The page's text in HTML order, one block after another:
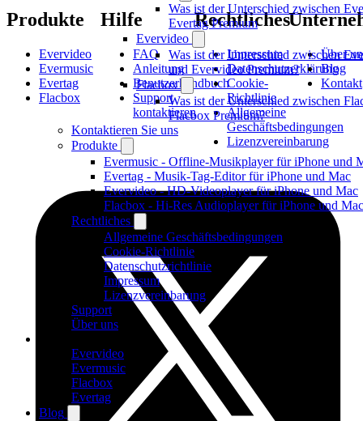
Was ist der Unterschied zwischen
Evertag Premium
Evervideo
Was ist der Unterschied zwischen
und Evervideo Premium?
Flacbox
Was ist der Unterschied zwischen
Flacbox Premium?
Kontaktieren Sie uns
Produkte
Evermusic - Offline-Musikplayer für iPhone und
Evertag - Musik-Tag-Editor für iPhone und Mac
Evervideo - HD-Videoplayer für iPhone und Mac
Flacbox - Hi-Res Audioplayer für iPhone und Mac
Rechtliches
Allgemeine Geschäftsbedingungen
Cookie-Richtlinie
Datenschutzrichtlinie
Impressum
Lizenzvereinbarung
Support
Über uns
Evervideo
Evermusic
Flacbox
Evertag
Blog
Produkte
Evervideo
Evermusic
Evertag
Flacbox
Hilfe
FAQ
Anleitung
Benutzerhandbuch
Support
kontaktieren
Rechtliches
Impressum
Datenschutzerklärung
Cookie-
Richtlinie
Allgemeine
Geschäftsbedingungen
Lizenzvereinbarung
Über
Blog
Kontakt